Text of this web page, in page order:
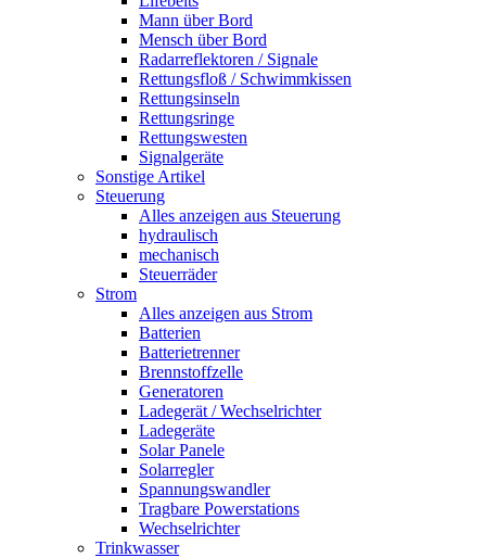
Mann über Bord
Mensch über Bord
Radarreflektoren / Signale
Rettungsfloß / Schwimmkissen
Rettungsinseln
Rettungsringe
Rettungswesten
Signalgeräte
Sonstige Artikel
Steuerung
Alles anzeigen aus Steuerung
hydraulisch
mechanisch
Steuerräder
Strom
Alles anzeigen aus Strom
Batterien
Batterietrenner
Brennstoffzelle
Generatoren
Ladegerät / Wechselrichter
Ladegeräte
Solar Panele
Solarregler
Spannungswandler
Tragbare Powerstations
Wechselrichter
Trinkwasser